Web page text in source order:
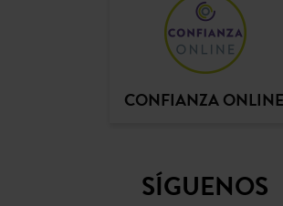
CONFIANZA ONLINE
SÍGUENOS